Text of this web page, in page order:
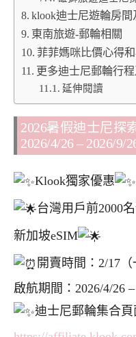
klook迪士尼遊輪房間
東南旅遊-郵輪相關
菲菲媽咪比價心得和
更多迪士尼郵輪行
延伸閱讀
2026暑假迪士尼探
2026/4/26 – 2026/9/
Klook獨家優惠
台灣用戶前2000
新加坡eSIM
開賣時間：2/17（
啟航期間：2026/4/26
迪士尼郵輪集合頁